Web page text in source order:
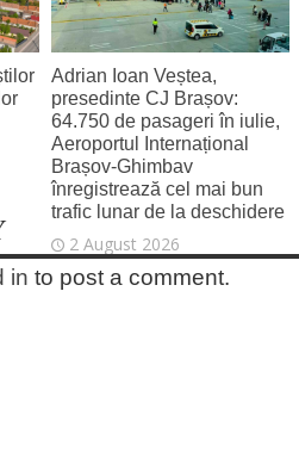
Adrian Ioan Veștea,
presedinte CJ Brașov:
64.750 de pasageri în iulie,
Aeroportul Internațional
Brașov‑Ghimbav
înregistrează cel mai bun
trafic lunar de la deschidere
2 August 2026
in to post a comment.